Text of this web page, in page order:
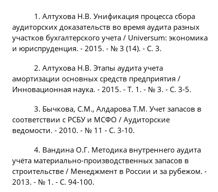
1. Алтухова Н.В. Унификация процесса сбора
аудиторских доказательств во время аудита разных
участков бухгалтерского учета / Universum: экономика
и юриспруденция. - 2015. - № 3 (14). - С. 3.
2. Алтухова Н.В. Этапы аудита учета
амортизации основных средств предприятия /
Инновационная наука. - 2015. - Т. 1. - № 3. - С. 3-5.
3. Бычкова, С.М., Алдарова Т.М. Учет запасов в
соответствии с РСБУ и МСФО / Аудиторские
ведомости. - 2010. - № 11 - С. 3-10.
4. Вандина О.Г. Методика внутреннего аудита
учёта материально-производственных запасов в
строительстве / Менеджмент в России и за рубежом. -
2013. - № 1. - С. 94-100.